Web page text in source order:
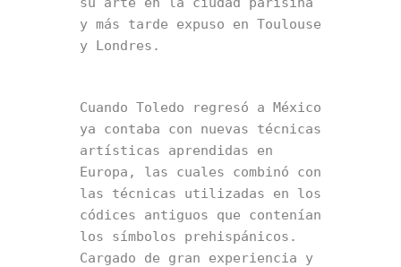
y más tarde expuso en Toulouse
y Londres.
Cuando Toledo regresó a México
ya contaba con nuevas técnicas
artísticas aprendidas en
Europa, las cuales combinó con
las técnicas utilizadas en los
códices antiguos que contenían
los símbolos prehispánicos.
Cargado de gran experiencia y